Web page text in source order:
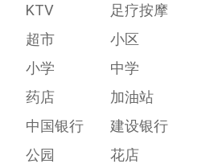
KTV
足疗按摩
超市
小区
小学
中学
药店
加油站
中国银行
建设银行
公园
花店